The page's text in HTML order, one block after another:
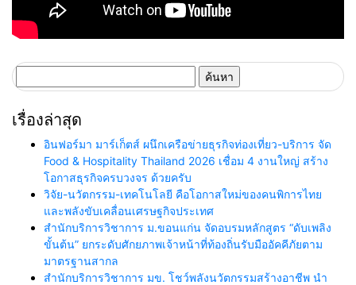
สำหรับ:
เรื่องล่าสุด
อินฟอร์มา มาร์เก็ตส์ ผนึกเครือข่ายธุรกิจท่องเที่ยว-บริการ จัด
Food & Hospitality Thailand 2026 เชื่อม 4 งานใหญ่ สร้าง
โอกาสธุรกิจครบวงจร ด้วยครับ
วิจัย-นวัตกรรม-เทคโนโลยี คือโอกาสใหม่ของคนพิการไทย
และพลังขับเคลื่อนเศรษฐกิจประเทศ
สำนักบริการวิชาการ ม.ขอนแก่น จัดอบรมหลักสูตร “ดับเพลิง
ขั้นต้น” ยกระดับศักยภาพเจ้าหน้าที่ท้องถิ่นรับมืออัคคีภัยตาม
มาตรฐานสากล
สำนักบริการวิชาการ มข. โชว์พลังนวัตกรรมสร้างอาชีพ นำ